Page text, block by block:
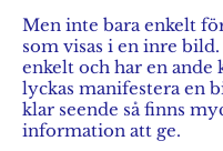
Men inte bara enkelt
som visas i en inre
enkelt och har en ande
lyckas manifestera en
klar seende så finns
information att ge.